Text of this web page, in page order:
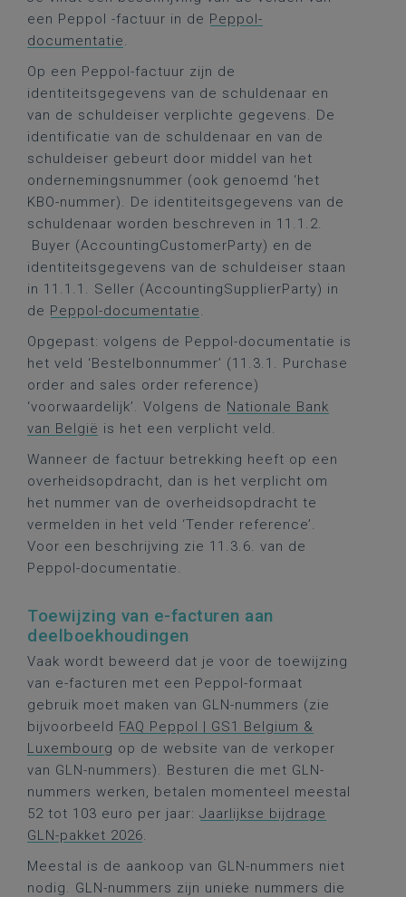
een Peppol -factuur in de Peppol-
documentatie.
Op een Peppol-factuur zijn de
identiteitsgegevens van de schuldenaar en
van de schuldeiser verplichte gegevens. De
identificatie van de schuldenaar en van de
schuldeiser gebeurt door middel van het
ondernemingsnummer (ook genoemd ‘het
KBO-nummer). De identiteitsgegevens van de
schuldenaar worden beschreven in 11.1.2.
Buyer (AccountingCustomerParty) en de
identiteitsgegevens van de schuldeiser staan
in 11.1.1. Seller (AccountingSupplierParty) in
de Peppol-documentatie.
Opgepast: volgens de Peppol-documentatie is
het veld ‘Bestelbonnummer’ (11.3.1. Purchase
order and sales order reference)
‘voorwaardelijk’. Volgens de Nationale Bank
van België is het een verplicht veld.
Wanneer de factuur betrekking heeft op een
overheidsopdracht, dan is het verplicht om
het nummer van de overheidsopdracht te
vermelden in het veld ‘Tender reference’.
Voor een beschrijving zie 11.3.6. van de
Peppol-documentatie.
Toewijzing van e-facturen aan
deelboekhoudingen
Vaak wordt beweerd dat je voor de toewijzing
van e-facturen met een Peppol-formaat
gebruik moet maken van GLN-nummers (zie
bijvoorbeeld FAQ Peppol | GS1 Belgium &
Luxembourg op de website van de verkoper
van GLN-nummers). Besturen die met GLN-
nummers werken, betalen momenteel meestal
52 tot 103 euro per jaar: Jaarlijkse bijdrage
GLN-pakket 2026.
Meestal is de aankoop van GLN-nummers niet
nodig. GLN-nummers zijn unieke nummers die